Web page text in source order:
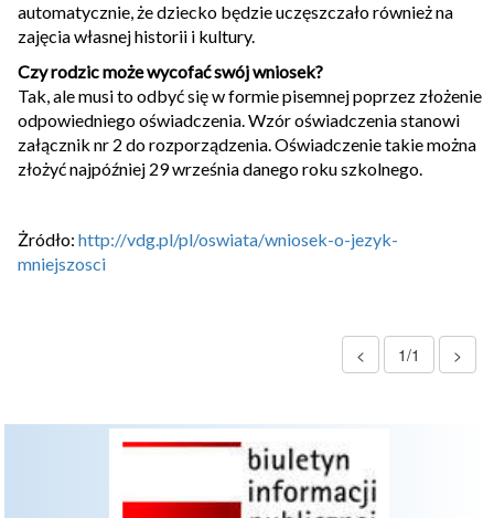
automatycznie, że dziecko będzie uczęszczało również na
zajęcia własnej historii i kultury.
Czy rodzic może wycofać swój wniosek?
Tak, ale musi to odbyć się w formie pisemnej poprzez złożenie
odpowiedniego oświadczenia. Wzór oświadczenia stanowi
załącznik nr 2 do rozporządzenia. Oświadczenie takie można
złożyć najpóźniej 29 września danego roku szkolnego.
Żródło: http://vdg.pl/pl/oswiata/wniosek-o-jezyk-
mniejszosci
< 1/1 >